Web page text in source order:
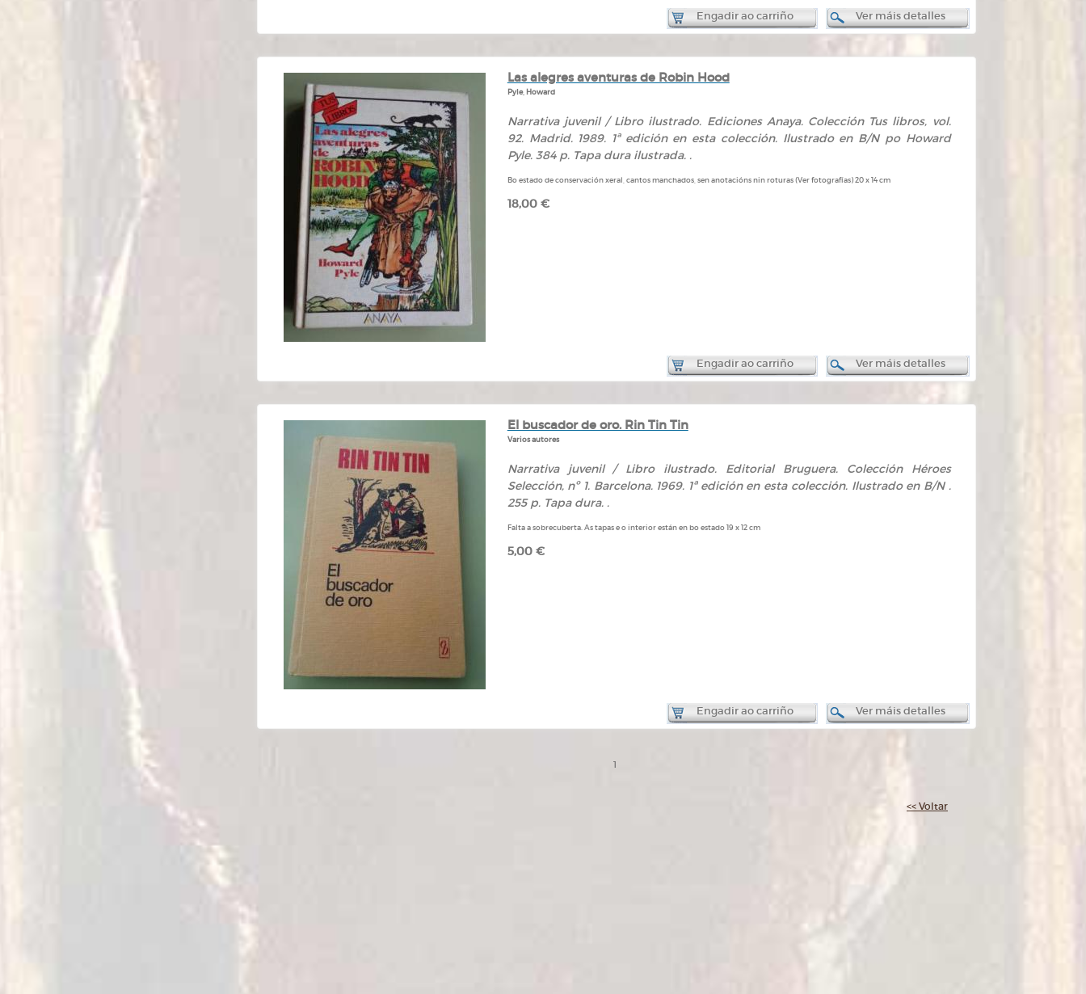
Engadir ao carriño Ver máis detalles
Las alegres aventuras de Robin Hood
Pyle, Howard
Narrativa juvenil / Libro ilustrado. Ediciones Anaya. Colección Tus libros, vol.
92. Madrid. 1989. 1ª edición en esta colección. Ilustrado en B/N po Howard
Pyle. 384 p. Tapa dura ilustrada. .
Bo estado de conservación xeral, cantos manchados, sen anotacións nin roturas (Ver fotografías) 20 x 14 cm
18,00 €
Engadir ao carriño Ver máis detalles
El buscador de oro. Rin Tin Tin
Varios autores
Narrativa juvenil / Libro ilustrado. Editorial Bruguera. Colección Héroes
Selección, nº 1. Barcelona. 1969. 1ª edición en esta colección. Ilustrado en B/N .
255 p. Tapa dura. .
Falta a sobrecuberta. As tapas e o interior están en bo estado 19 x 12 cm
5,00 €
Engadir ao carriño Ver máis detalles
1
<< Voltar